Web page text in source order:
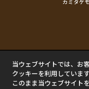
カミタケ
当ウェブサイトでは、お
クッキーを利用しています
このまま当ウェブサイト